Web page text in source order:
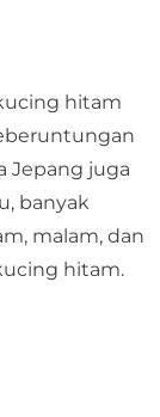
hitam
Jepang juga
banyak
malam, dan
hitam.